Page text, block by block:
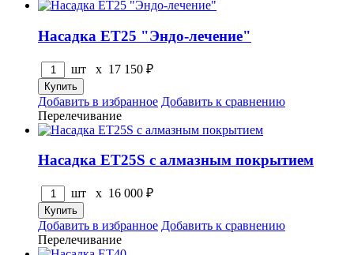
Насадка ET25 "Эндо-лечение"
шт x 17 150 ₽
Добавить в избранное Добавить к сравнению
Перелечивание
Насадка ET25S с алмазным покрытием
шт x 16 000 ₽
Добавить в избранное Добавить к сравнению
Перелечивание